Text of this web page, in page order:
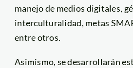
manejo de medios digitales,
interculturalidad, metas
entre otros.
Asimismo, se desarrollarán